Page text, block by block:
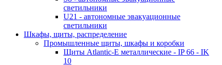
светильники
U21 - автономные эвакуационные
светильники
Шкафы, щиты, распределение
Промышленные щиты, шкафы и коробки
Щиты Atlantic-E металлические - IP 66 - IK
10